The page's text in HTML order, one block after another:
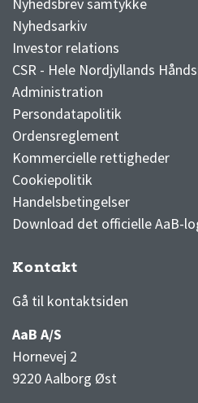
Nyhedsbrev samtykke
Nyhedsarkiv
Investor relations
CSR - Hele Nordjyllands
Administration
Persondatapolitik
Ordensreglement
Kommercielle rettigheder
Cookiepolitik
Handelsbetingelser
Download det officielle AaB-
Kontakt
Gå til kontaktsiden
AaB A/S
Hornevej 2
9220 Aalborg Øst